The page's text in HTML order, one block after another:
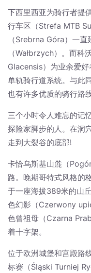
下西里西亚为骑行者提
行车区（Strefa MTB
（Srebrna Góra）一
（Wałbrzych）。而
Glacensis）为业余爱
单轨骑行道系统。与此
也有许多优质的骑行路
三个小时令人难忘的记
探险家脚步的人。在洞
走到大裂谷的底部!
卡恰乌斯基山麓（
路。晚期哥特式风格的
于一座海拔389米的山
色幻影（Czerwony
色曾祖母（Czarna
着十字架。
位于欧洲城堡和宫殿路
标赛（Śląski Turniej